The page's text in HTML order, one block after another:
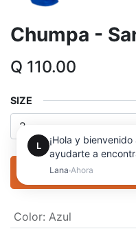
Chumpa -
Q 110.00
SIZE
ADD TO CART
Color: Azul